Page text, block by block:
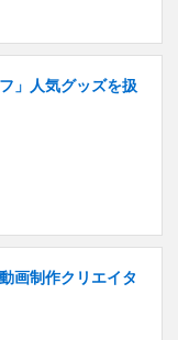
」人気グッズを扱
画制作クリエイタ